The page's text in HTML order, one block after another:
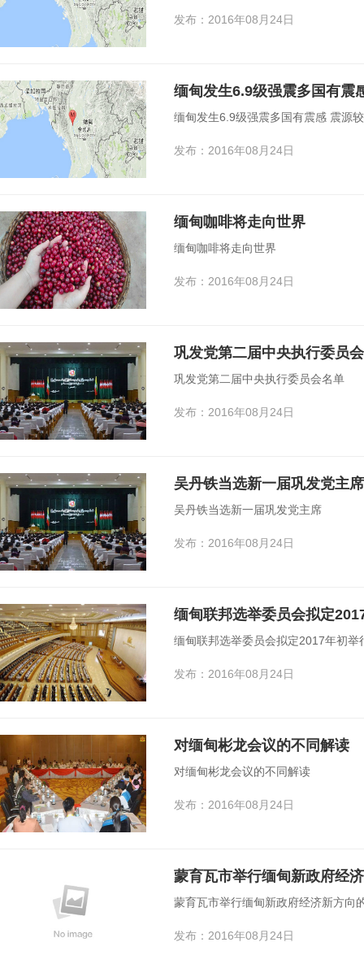
发布：2016年08月24日
缅甸发生6.9级强震多国有震
缅甸发生6.9级强震多国有震感 震源
发布：2016年08月24日
缅甸咖啡将走向世界
缅甸咖啡将走向世界
发布：2016年08月24日
巩发党第二届中央执行委员
巩发党第二届中央执行委员会名单
发布：2016年08月24日
吴丹铁当选新一届巩发党主席
吴丹铁当选新一届巩发党主席
发布：2016年08月24日
缅甸联邦选举委员会拟定
缅甸联邦选举委员会拟定2017年初举
发布：2016年08月24日
对缅甸彬龙会议的不同解读
对缅甸彬龙会议的不同解读
发布：2016年08月24日
蒙育瓦市举行缅甸新政府经
蒙育瓦市举行缅甸新政府经济新方向
发布：2016年08月24日